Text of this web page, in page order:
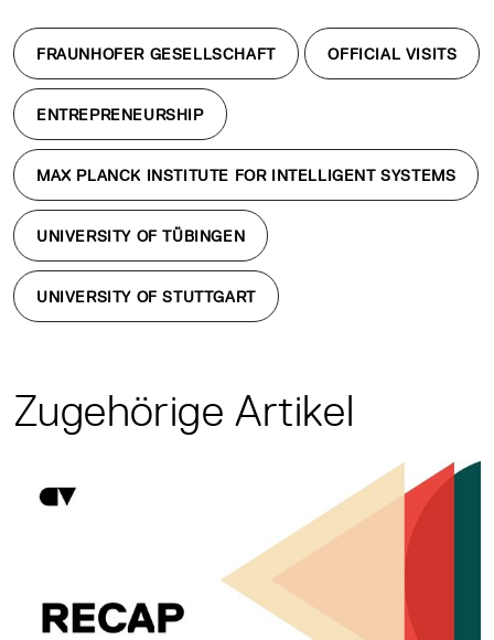
FRAUNHOFER GESELLSCHAFT OFFICIAL VISITS
ENTREPRENEURSHIP
MAX PLANCK INSTITUTE FOR INTELLIGENT SYSTEMS
UNIVERSITY OF TÜBINGEN
UNIVERSITY OF STUTTGART
Zugehörige Artikel